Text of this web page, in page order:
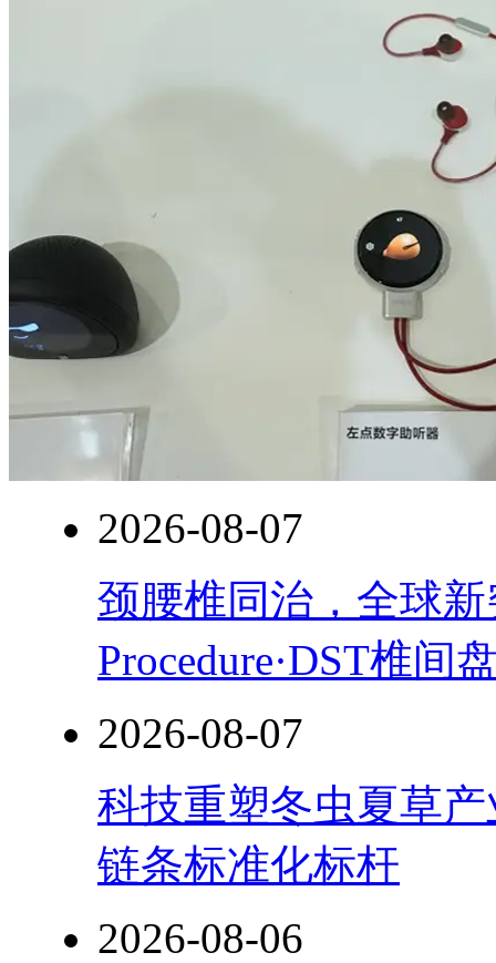
2026-08-07
颈腰椎同治，全球
Procedure·DST椎间
2026-08-07
科技重塑冬虫夏草
链条标准化标杆
2026-08-06